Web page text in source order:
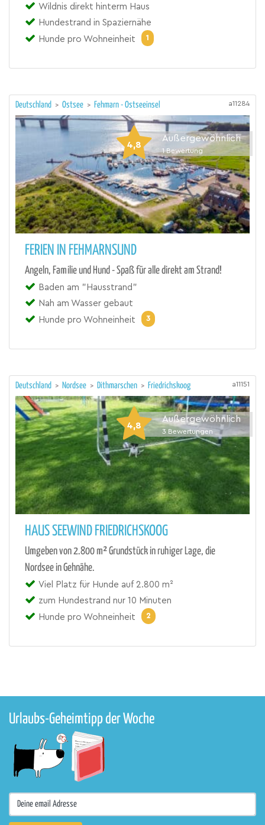
Wildnis direkt hinterm Haus
Hundestrand in Spaziernähe
Hunde pro Wohneinheit
1
Deutschland > Ostsee > Fehmarn - Ostseeinsel a11284
4,8
Außergewöhnlich
1 Bewertung
FERIEN IN FEHMARNSUND
Angeln, Familie und Hund - Spaß für alle direkt am Strand!
Baden am "Hausstrand"
Nah am Wasser gebaut
Hunde pro Wohneinheit
3
Deutschland > Nordsee > Dithmarschen > Friedrichskoog a11151
4,8
Außergewöhnlich
3 Bewertungen
HAUS SEEWIND FRIEDRICHSKOOG
Umgeben von 2.800 m² Grundstück in ruhiger Lage, die
Nordsee in Gehnähe.
Viel Platz für Hunde auf 2.800 m²
zum Hundestrand nur 10 Minuten
Hunde pro Wohneinheit
2
Urlaubs-Geheimtipp der Woche